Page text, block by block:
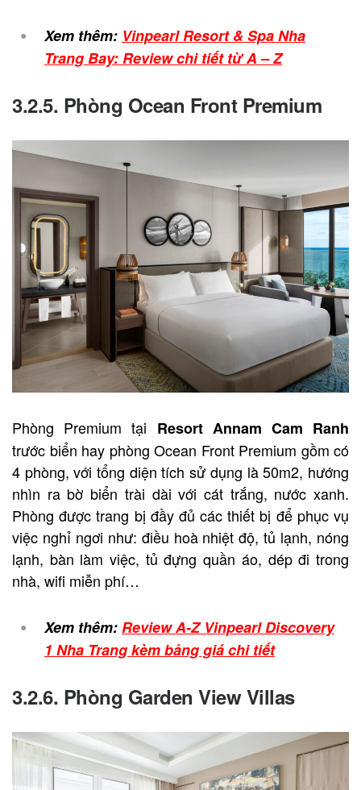
Xem thêm: Vinpearl Resort & Spa Nha
Trang Bay: Review chi tiết từ A – Z
3.2.5. Phòng Ocean Front Premium
Phòng Premium tại Resort Annam Cam Ranh
trước biển hay phòng Ocean Front Premium gồm có
4 phòng, với tổng diện tích sử dụng là 50m2, hướng
nhìn ra bờ biển trài dài với cát trắng, nước xanh.
Phòng được trang bị đầy đủ các thiết bị để phục vụ
việc nghỉ ngơi như: điều hoà nhiệt độ, tủ lạnh, nóng
lạnh, bàn làm việc, tủ đựng quần áo, dép đi trong
nhà, wifi miễn phí…
Xem thêm:Review A-Z Vinpearl Discovery
1 Nha Trang kèm bảng giá chi tiết
3.2.6. Phòng Garden View Villas